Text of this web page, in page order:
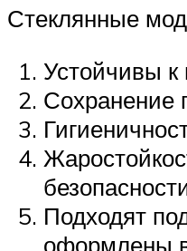
Стеклянные
Устойчивы
Сохранение
Подходят
оформлены